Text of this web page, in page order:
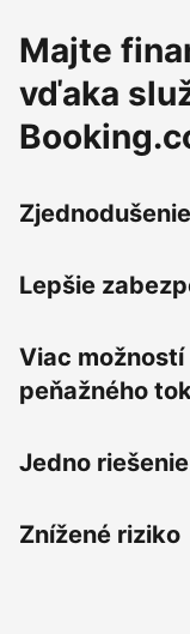
Majte
vďaka
Lepšie
Viac
peňažného
Jedno
Znížené riziko